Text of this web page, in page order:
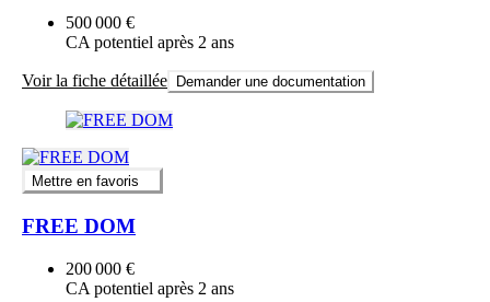
500 000 €
CA potentiel après 2 ans
Voir la fiche détaillée Demander une documentation
Mettre en favoris
FREE DOM
200 000 €
CA potentiel après 2 ans